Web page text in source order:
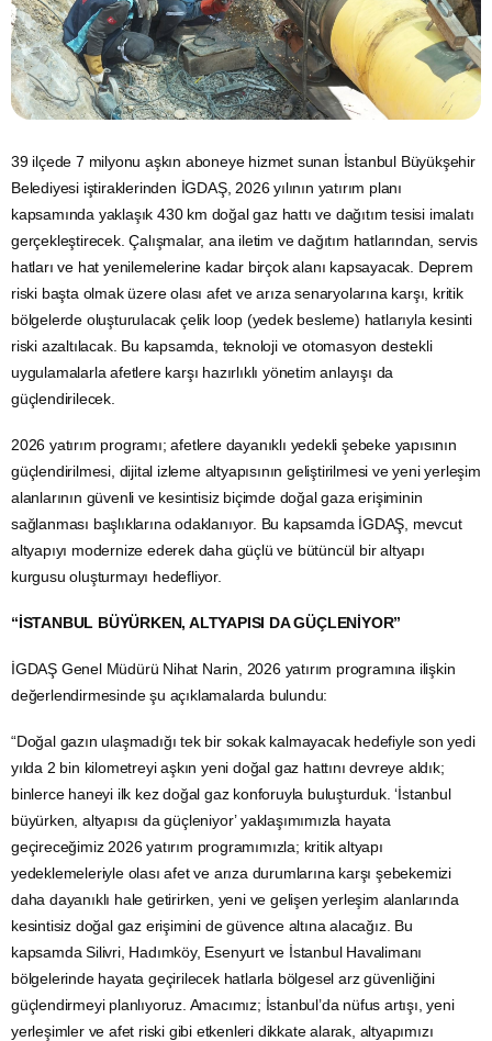
39 ilçede 7 milyonu aşkın aboneye hizmet sunan İstanbul Büyükşehir
Belediyesi iştiraklerinden İGDAŞ, 2026 yılının yatırım planı
kapsamında yaklaşık 430 km doğal gaz hattı ve dağıtım tesisi imalatı
gerçekleştirecek. Çalışmalar, ana iletim ve dağıtım hatlarından, servis
hatları ve hat yenilemelerine kadar birçok alanı kapsayacak. Deprem
riski başta olmak üzere olası afet ve arıza senaryolarına karşı, kritik
bölgelerde oluşturulacak çelik loop (yedek besleme) hatlarıyla kesinti
riski azaltılacak. Bu kapsamda, teknoloji ve otomasyon destekli
uygulamalarla afetlere karşı hazırlıklı yönetim anlayışı da
güçlendirilecek.
2026 yatırım programı; afetlere dayanıklı yedekli şebeke yapısının
güçlendirilmesi, dijital izleme altyapısının geliştirilmesi ve yeni yerleşim
alanlarının güvenli ve kesintisiz biçimde doğal gaza erişiminin
sağlanması başlıklarına odaklanıyor. Bu kapsamda İGDAŞ, mevcut
altyapıyı modernize ederek daha güçlü ve bütüncül bir altyapı
kurgusu oluşturmayı hedefliyor.
“İSTANBUL BÜYÜRKEN, ALTYAPISI DA GÜÇLENİYOR”
İGDAŞ Genel Müdürü Nihat Narin, 2026 yatırım programına ilişkin
değerlendirmesinde şu açıklamalarda bulundu:
“Doğal gazın ulaşmadığı tek bir sokak kalmayacak hedefiyle son yedi
yılda 2 bin kilometreyi aşkın yeni doğal gaz hattını devreye aldık;
binlerce haneyi ilk kez doğal gaz konforuyla buluşturduk. ‘İstanbul
büyürken, altyapısı da güçleniyor’ yaklaşımımızla hayata
geçireceğimiz 2026 yatırım programımızla; kritik altyapı
yedeklemeleriyle olası afet ve arıza durumlarına karşı şebekemizi
daha dayanıklı hale getirirken, yeni ve gelişen yerleşim alanlarında
kesintisiz doğal gaz erişimini de güvence altına alacağız. Bu
kapsamda Silivri, Hadımköy, Esenyurt ve İstanbul Havalimanı
bölgelerinde hayata geçirilecek hatlarla bölgesel arz güvenliğini
güçlendirmeyi planlıyoruz. Amacımız; İstanbul’da nüfus artışı, yeni
yerleşimler ve afet riski gibi etkenleri dikkate alarak, altyapımızı